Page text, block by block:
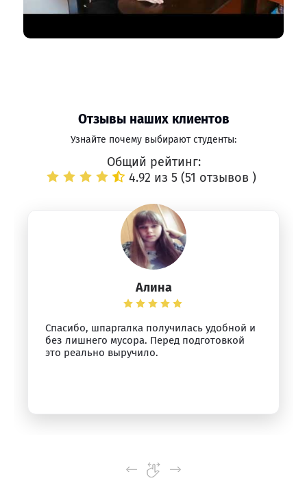
Отзывы наших клиентов
Узнайте почему выбирают студенты:
Общий рейтинг:
4.92 из 5 (51 отзывов )
Алина
Спасибо, шпаргалка получилась удобной и
без лишнего мусора. Перед подготовкой
это реально выручило.